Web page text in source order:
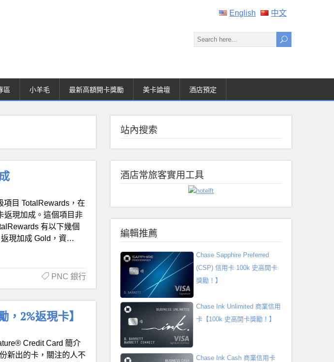
English 中文
區 小羊毛 最新高額開卡獎勵 美卡論壇 酒店預定
項目 TotalRewards，在
返現加成。這個項目非
有以下幾個
返現加成 Gold，資…
PNC 銀行
2%返現卡】
Credit Card 簡介
新出的卡，關注的人不
站內搜索
酒店常旅客實用工具
編輯推薦
Chase Sapphire Preferred
(CSP) 信用卡 100k 史高開卡
獎勵！】
Chase Ink Unlimited 商業信用
卡【100k 史高開卡獎勵！】
Chase Ink Cash 商業信用卡